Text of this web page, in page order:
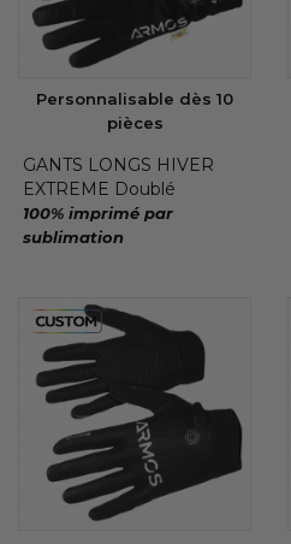
Personnalisable dès 10
pièces
GANTS LONGS HIVER
EXTREME Doublé
100% imprimé par
sublimation